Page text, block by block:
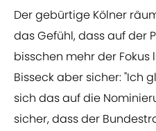
Der gebürtige Kölner
das Gefühl, dass auf der
bisschen mehr der Fokus
Bisseck aber sicher: "Ich
sich das auf die
sicher, dass der